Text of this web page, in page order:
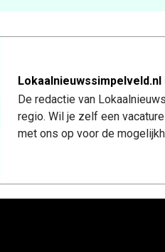
Lokaalnieuwssimpelveld.nl
De redactie van
regio. Wil je zelf een
met ons op voor de